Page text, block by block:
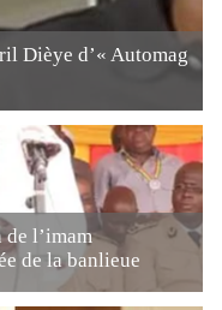
Dièye d’« Automag
l’imam
de la banlieue